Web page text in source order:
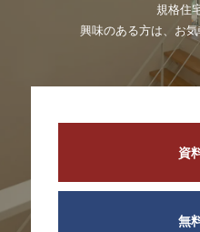
規格住
興味のある方は、お気
資
無